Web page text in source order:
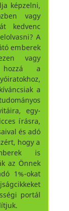
képzelni,
vagy
kedvenc
A
emberek
vagy
a
a
egy-
írásra,
és adó
hogy a
is
az Önnek
1%-okat
portál